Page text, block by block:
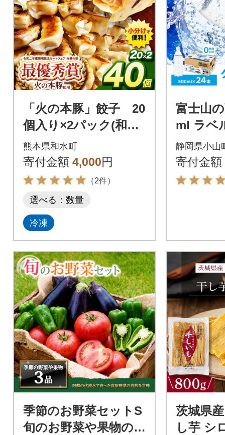
「火の本豚」餃子 20
個入り×2パック(和水
町)
熊本県和水町
寄付金額 4,000円
（2件）
選べる：数量
冷凍
富士山
ml ラベ
入
静岡県小山
寄付金額
季節のお野菜セットS
旬のお野菜や果物の中
茨城県
し芋 シ